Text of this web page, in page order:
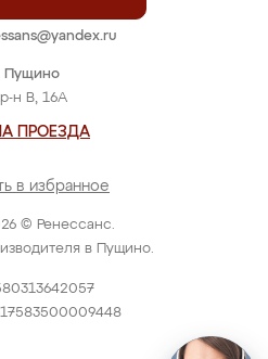
© Ренессанс.
в Пущино.
Пущино
н В, 16А
ПРОЕЗДА
в избранное